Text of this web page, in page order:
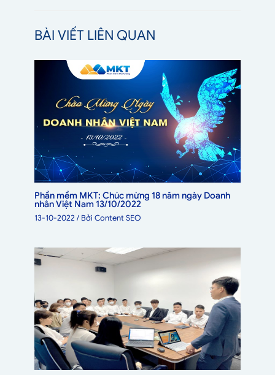
BÀI VIẾT LIÊN QUAN
Phần mềm MKT: Chúc mừng 18 năm ngày Doanh
nhân Việt Nam 13/10/2022
13-10-2022/ BởiContent SEO